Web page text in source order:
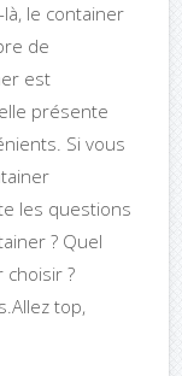
le container
de
est
présente
Si vous
les questions
? Quel
choisir ?
top,